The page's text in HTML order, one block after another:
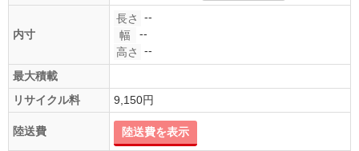
内寸
長さ
--
幅
--
高さ
--
最大積載
リサイクル料
9,150円
陸送費 陸送費を表示